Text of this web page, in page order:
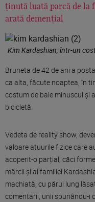
ținută luată parcă de la
arată demențial
Kim Kardashian, într-un
Bruneta de 42 de ani a
ca alta, făcute noaptea, în
costum de baie minuscul și
bicicletă.
Vedeta de reality show,
valoare atuurile fizice care
acoperit-o parțial, căci
mărcii și al familiei
machiată, cu părul lung
comentarii, unii spunându-i